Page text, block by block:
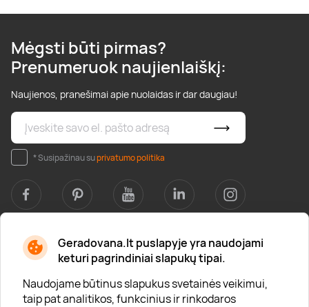
Geradovana.lt puslapyje yra naudojami
keturi pagrindiniai slapukų tipai.
Naudojame būtinus slapukus svetainės veikimui,
taip pat analitikos, funkcinius ir rinkodaros
Mėgsti būti pirmas?
Prenumeruok naujienlaiškį:
Naujienos, pranešimai apie nuolaidas ir dar daugiau!
* Susipažinau suprivatumo politika
Apie mus
Apie „Gera Dovana“
Lojalumo klubas